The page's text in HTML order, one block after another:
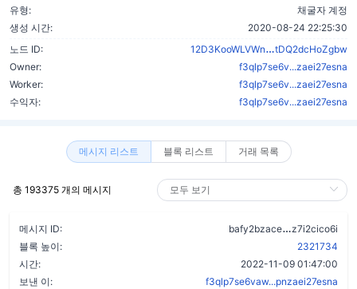
유형:
채굴자 계정
생성 시간:
2020-08-24 22:25:30
노드 ID:
12D3KooWLVWn
tDQ2dcHoZgbw
Owner:
f3qlp7se6v...zaei27esna
Worker:
f3qlp7se6v...zaei27esna
수익자:
f3qlp7se6v...zaei27esna
메시지 리스트 블록 리스트 거래 목록
총 193375 개의 메시지
메시지 ID: bafy2bzace
z7i2cico6i
블록 높이:
2321734
시간:
2022-11-09 01:47:00
보낸 이:
f3qlp7se6vaw...pnzaei27esna